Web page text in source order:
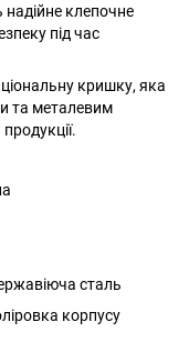
клепочне
під час
кришку, яка
та металевим
сталь
корпусу